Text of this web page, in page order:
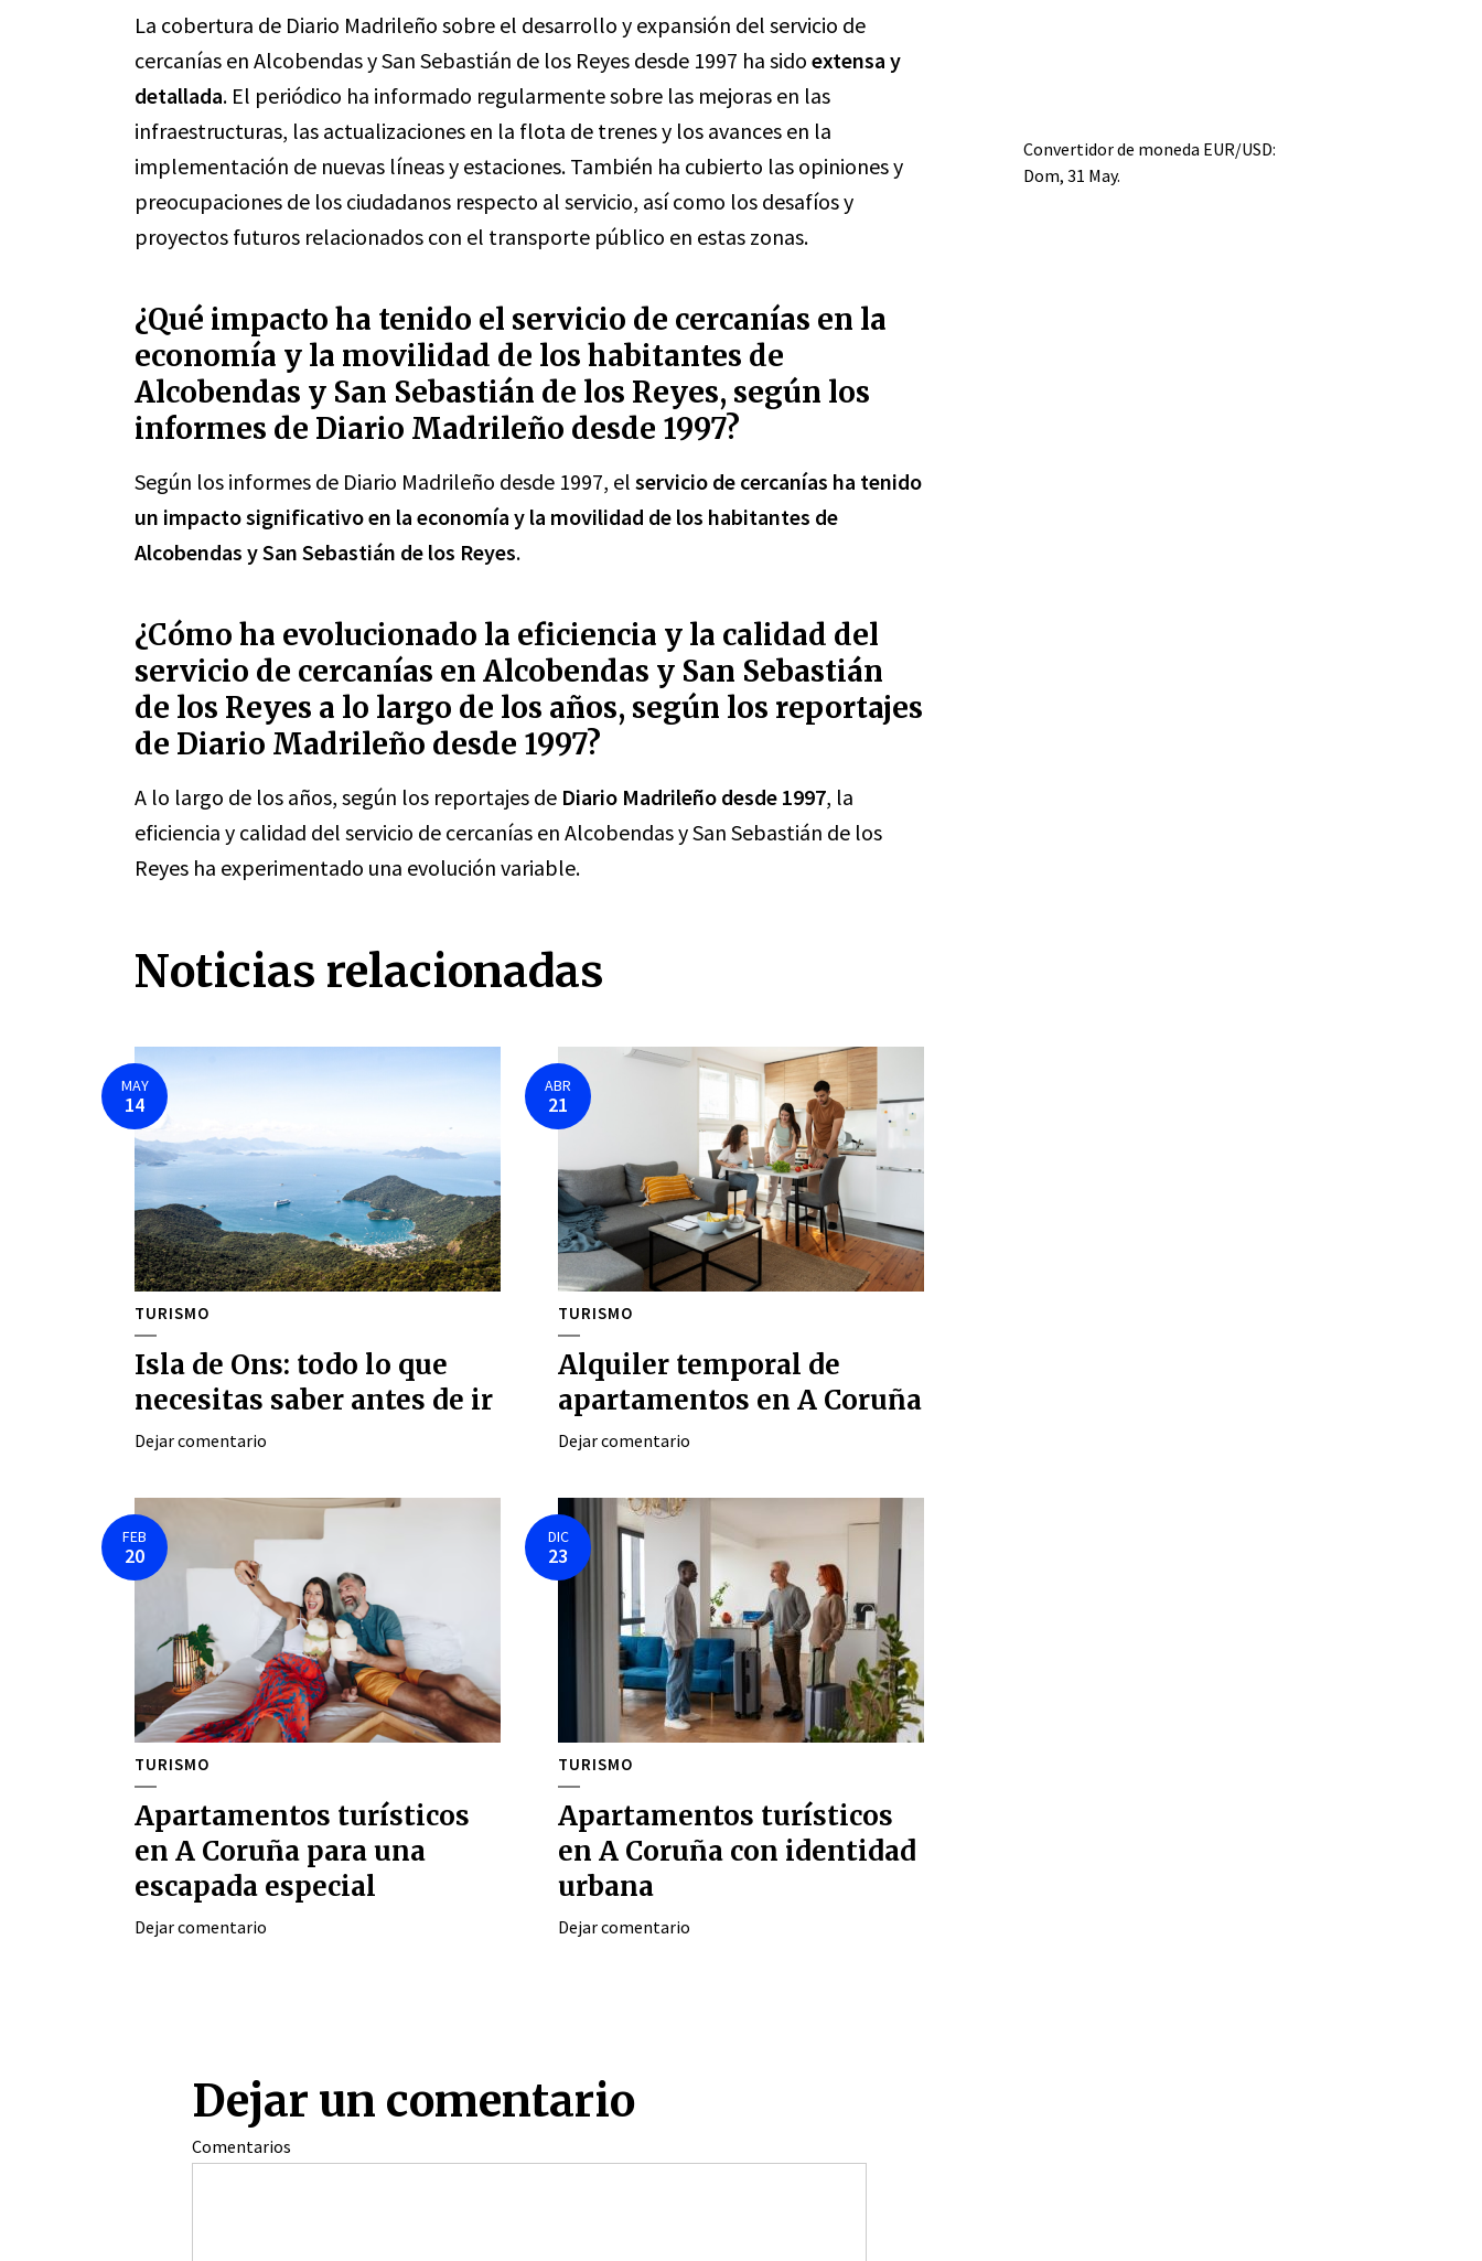
La cobertura de Diario Madrileño sobre el desarrollo y expansión del servicio de
cercanías en Alcobendas y San Sebastián de los Reyes desde 1997 ha sido extensa y
detallada. El periódico ha informado regularmente sobre las mejoras en las
infraestructuras, las actualizaciones en la flota de trenes y los avances en la
implementación de nuevas líneas y estaciones. También ha cubierto las opiniones y
preocupaciones de los ciudadanos respecto al servicio, así como los desafíos y
proyectos futuros relacionados con el transporte público en estas zonas.
¿Qué impacto ha tenido el servicio de cercanías en la
economía y la movilidad de los habitantes de
Alcobendas y San Sebastián de los Reyes, según los
informes de Diario Madrileño desde 1997?
Según los informes de Diario Madrileño desde 1997, el servicio de cercanías ha tenido
un impacto significativo en la economía y la movilidad de los habitantes de
Alcobendas y San Sebastián de los Reyes.
¿Cómo ha evolucionado la eficiencia y la calidad del
servicio de cercanías en Alcobendas y San Sebastián
de los Reyes a lo largo de los años, según los reportajes
de Diario Madrileño desde 1997?
A lo largo de los años, según los reportajes de Diario Madrileño desde 1997, la
eficiencia y calidad del servicio de cercanías en Alcobendas y San Sebastián de los
Reyes ha experimentado una evolución variable.
Noticias relacionadas
MAY
14
TURISMO
Isla de Ons: todo lo que
necesitas saber antes de ir
Dejar comentario
ABR
21
TURISMO
Alquiler temporal de
apartamentos en A Coruña
Dejar comentario
FEB
20
TURISMO
Apartamentos turísticos
en A Coruña para una
escapada especial
Dejar comentario
DIC
23
TURISMO
Apartamentos turísticos
en A Coruña con identidad
urbana
Dejar comentario
Dejar un comentario
Comentarios
Convertidor de moneda EUR/USD:
Dom, 31 May.